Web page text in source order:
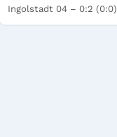
Ingolstadt 04 – 0:2 (0:0)